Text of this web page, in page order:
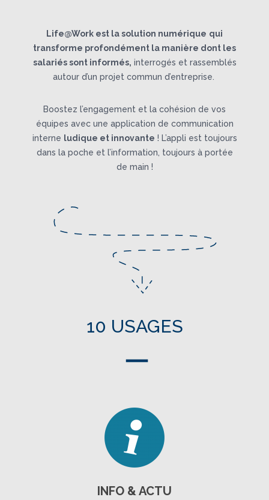
Life@Work est lasolution numérique qui
transforme profondément la manière dont les
salariés sont informés, interrogés et rassemblés
autour d’un projet commun d’entreprise.
Boostez l’engagement et la cohésion de vos
équipes avec une application de communication
interne ludique et innovante ! L’appli est toujours
dans la poche et l’information, toujours à portée
de main !
10 USAGES
INFO & ACTU